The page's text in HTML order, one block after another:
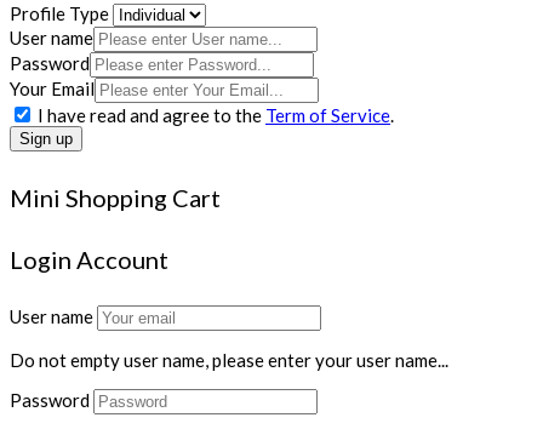
Profile Type
User name
Password
Your Email
I have read and agree to the Term of Service
Sign up
Mini Shopping Cart
Login Account
User name
Do not empty user name, please enter your user name...
Password